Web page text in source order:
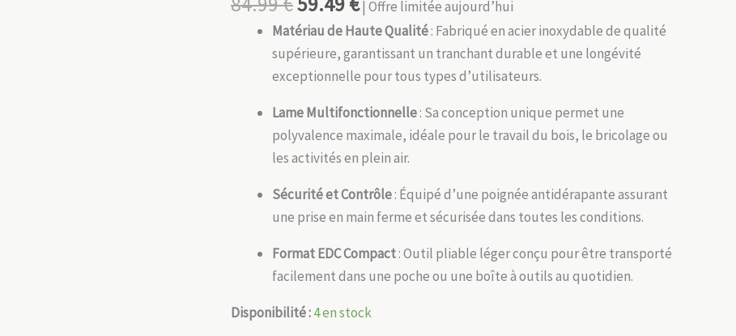
| Offre limitée aujourd’hui
Matériau de Haute Qualité: Fabriqué en acier inoxydable de qualité
supérieure, garantissant un tranchant durable et une longévité
exceptionnelle pour tous types d’utilisateurs.
Lame Multifonctionnelle: Sa conception unique permet une
polyvalence maximale, idéale pour le travail du bois, le bricolage ou
les activités en plein air.
Sécurité et Contrôle: Équipé d’une poignée antidérapante assurant
une prise en main ferme et sécurisée dans toutes les conditions.
Format EDC Compact: Outil pliable léger conçu pour être transporté
facilement dans une poche ou une boîte à outils au quotidien.
Disponibilité :4 en stock